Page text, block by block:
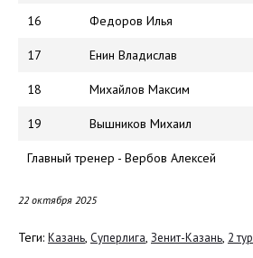
16 Федоров Илья
17 Енин Владислав
18 Михайлов Максим
19 Вышников Михаил
Главный тренер - Вербов Алексей
22 октября 2025
Теги: Казань, Суперлига, Зенит-Казань, 2 тур